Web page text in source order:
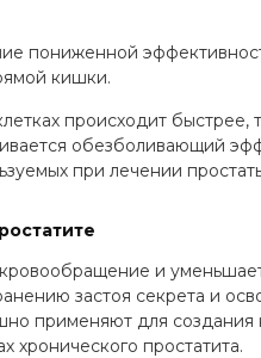
пониженной
кишки.
происходит
обезболивающий
при лечении
и
застоя секрета и
применяют для
хронического простатита.